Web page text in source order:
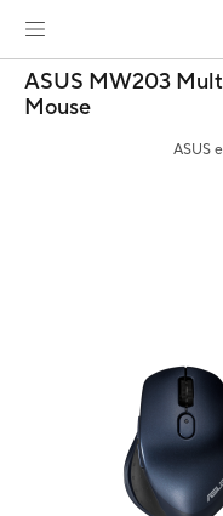
ASUS MW203
Mouse
ASUS